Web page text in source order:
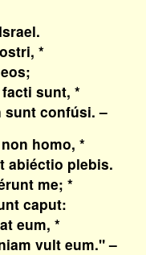
*
sunt, *
confúsi. –
homo, *
plebis.
me; *
caput:
eum, *
vult eum." –